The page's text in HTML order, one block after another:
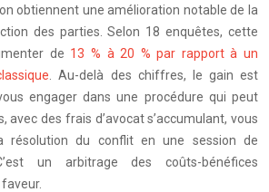
obtiennent une amélioration notable de la
des parties. Selon 18 enquêtes, cette
de 13 % à 20 % par rapport à un
. Au-delà des chiffres, le gain est
engager dans une procédure qui peut
avec des frais d’avocat s’accumulant, vous
résolution du conflit en une session de
un arbitrage des coûts-bénéfices